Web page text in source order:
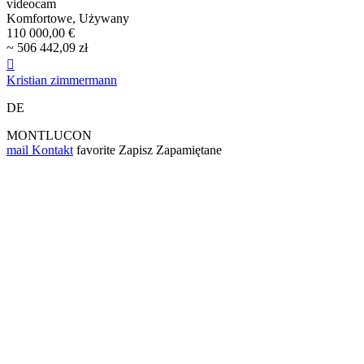
videocam
Komfortowe, Używany
110 000,00 €
~ 506 442,09 zł

Kristian zimmermann
DE
MONTLUCON
mail Kontakt favorite Zapisz Zapamiętane